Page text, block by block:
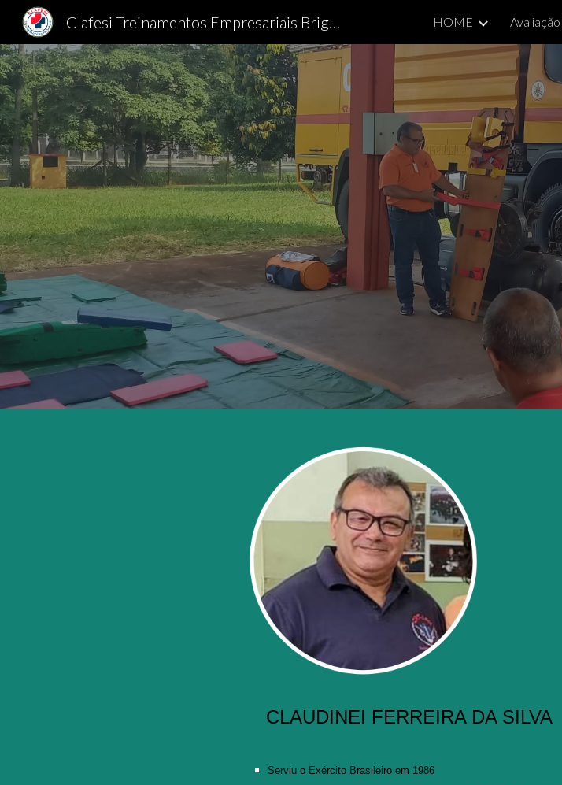
Skip to main content
Clafesi Treinamentos Empresariais Brigada de Incêndio HOME
CLAUDINEI FERREIRA DA SILVA
Serviu o Exército Brasileiro em 1986